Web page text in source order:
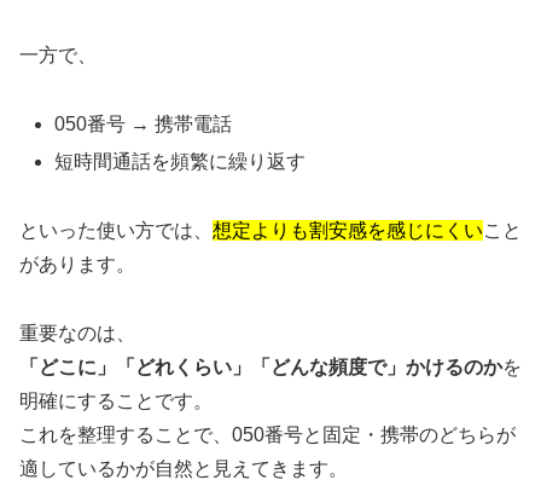
一方で、
050番号 → 携帯電話
短時間通話を頻繁に繰り返す
といった使い方では、 想定よりも割安感を感じにくいこと
があります。
重要なのは、
「どこに」「どれくらい」「どんな頻度で」かけるのかを
明確にすることです。
これを整理することで、050番号と固定・携帯のどちらが
適しているかが自然と見えてきます。